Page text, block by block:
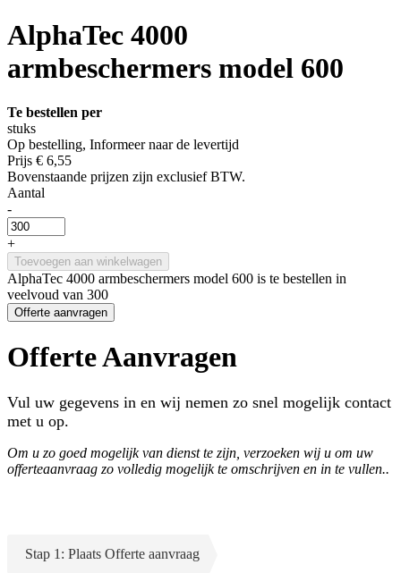
AlphaTec 4000
armbeschermers model 600
Te bestellen per
stuks
Op bestelling, Informeer naar de levertijd
Prijs € 6,55
Bovenstaande prijzen zijn exclusief BTW.
Aantal
-
+
Toevoegen aan winkelwagen
AlphaTec 4000 armbeschermers model 600 is te bestellen in
veelvoud van 300
Offerte aanvragen
Offerte Aanvragen
Vul uw gegevens in en wij nemen zo snel mogelijk contact
met u op.
Om u zo goed mogelijk van dienst te zijn, verzoeken wij u om uw
offerteaanvraag zo volledig mogelijk te omschrijven en in te vullen..
Stap 1: Plaats Offerte aanvraag